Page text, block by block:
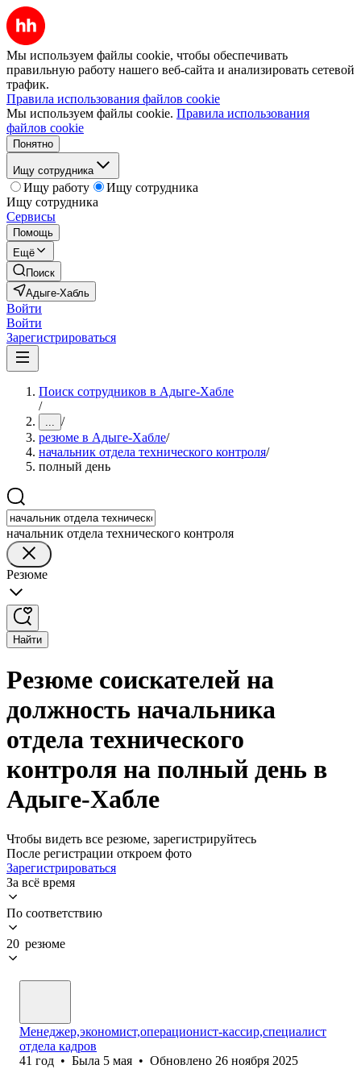
Мы используем файлы cookie, чтобы обеспечивать
правильную работу нашего веб-сайта и анализировать сетевой
трафик.
Правила использования файлов cookie
Мы используем файлы cookie. Правила использования
файлов cookie
Понятно
Ищу сотрудника
Ищу работу
Ищу сотрудника
Ищу сотрудника
Сервисы
Помощь
Ещё
Поиск
Адыге-Хабль
Войти
Войти
Зарегистрироваться
Поиск сотрудников в Адыге-Хабле
/
... /
резюме в Адыге-Хабле/
начальник отдела технического контроля/
полный день
начальник отдела технического контроля
Резюме
Найти
Резюме соискателей на
должность начальника
отдела технического
контроля на полный день в
Адыге-Хабле
Чтобы видеть все резюме, зарегистрируйтесь
После регистрации откроем фото
Зарегистрироваться
За всё время
По соответствию
20 резюме
Менеджер,экономист,операционист-кассир,специалист
отдела кадров
41 год • Была 5 мая • Обновлено 26 ноября 2025